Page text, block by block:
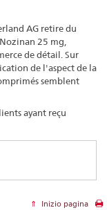
AG retire du
25 mg,
de détail. Sur
de l'aspect de la
semblent
ayant reçu
Inizio pagina